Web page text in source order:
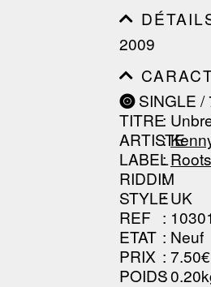
2009
SINGLE /
TITRE
:
ARTISTE
:
LABEL
:
RIDDIM
:
STYLE: UK
REF :
ETAT : Neuf
PRIX : 7.50€
POIDS
: